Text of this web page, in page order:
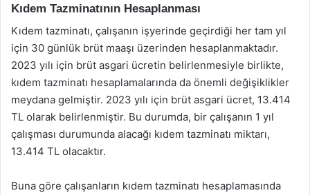
Kıdem Tazminatının Hesaplanması
Kıdem tazminatı, çalışanın işyerinde geçirdiği her tam yıl
için 30 günlük brüt maaşı üzerinden hesaplanmaktadır.
2023 yılı için brüt asgari ücretin belirlenmesiyle birlikte,
kıdem tazminatı hesaplamalarında da önemli değişiklikler
meydana gelmiştir. 2023 yılı için brüt asgari ücret, 13.414
TL olarak belirlenmiştir. Bu durumda, bir çalışanın 1 yıl
çalışması durumunda alacağı kıdem tazminatı miktarı,
13.414 TL olacaktır.
Buna göre çalışanların kıdem tazminatı hesaplamasında